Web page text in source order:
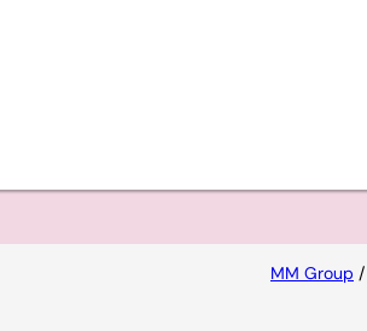
MM Group /